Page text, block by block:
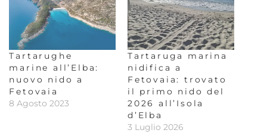
Tartarughe
marine all’Elba:
nuovo nido a
Fetovaia
8 Agosto 2023
Tartaruga marina
nidifica a
Fetovaia: trovato
il primo nido del
2026 all’Isola
d’Elba
3 Luglio 2026